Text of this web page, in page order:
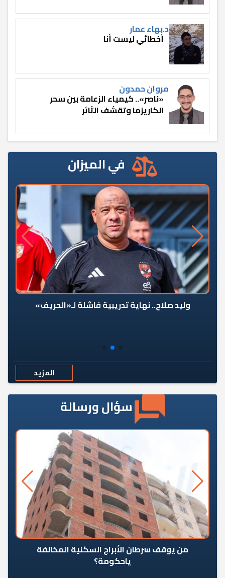
د.بهاء عمار
أخطائي ليست أنا
مروان حمدون
«ناصر».. كيمياء الزعامة بين سحر
الكاريزما وتقشف الثائر
في الميزان
وليد صلاح.. نهاية تدريبية فاشلة لـ«الحريف»
المزيد
سؤال ورسالة
من يوقف سرطان الأبراج السكنية المخالفة
ياحكومة؟